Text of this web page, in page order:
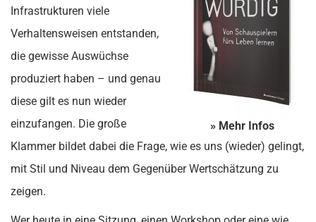
» Mehr Infos
Infrastrukturen viele
Verhaltensweisen entstanden,
die gewisse Auswüchse
produziert haben – und genau
diese gilt es nun wieder
einzufangen. Die große
Klammer bildet dabei die Frage, wie es uns (wieder) gelingt,
mit Stil und Niveau dem Gegenüber Wertschätzung zu
zeigen.